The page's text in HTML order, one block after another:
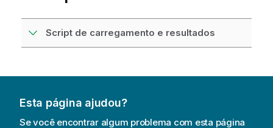
Script de carregamento e resultados
Esta página ajudou?
Se você encontrar algum problema com esta página